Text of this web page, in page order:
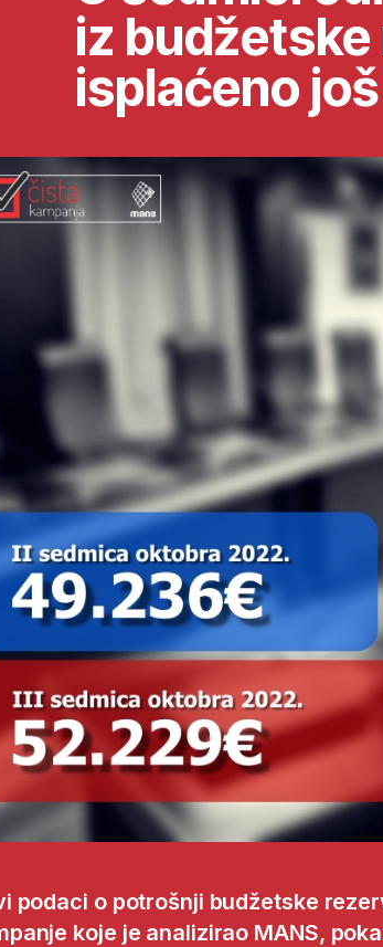
iz
isplaćeno
podaci o potrošnji budžetske
koje je analizirao MANS,